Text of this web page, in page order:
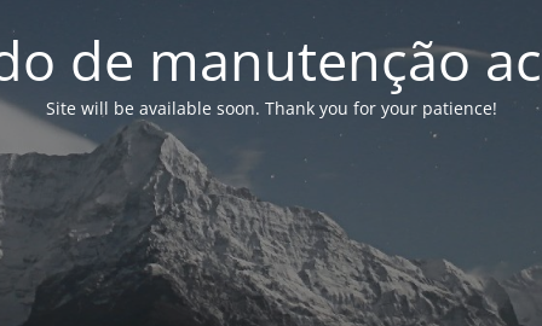
de manutenção
Site will be available soon. Thank you for your patience!